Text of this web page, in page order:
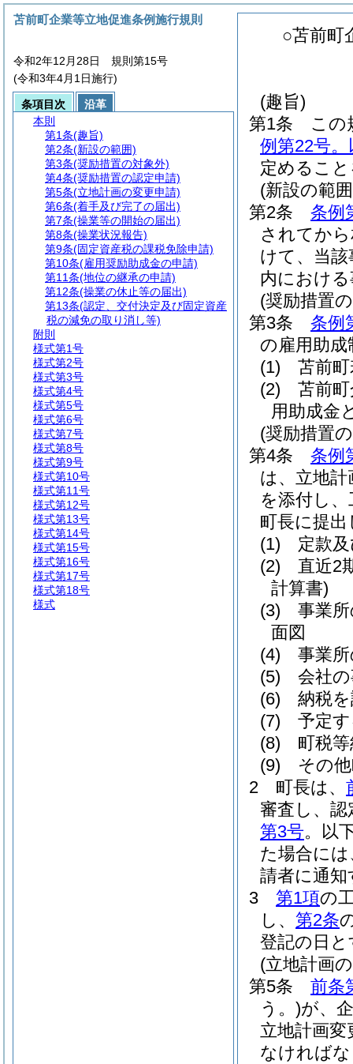
○苫前町
(趣旨)
第1条
この
例第22号
定めるこ
(新設の範
第2条
条例
されてか
けて、当
内におけ
(奨励措置
第3条
条例
の雇用助
(1)
苫前
(2)
苫前
用助成金
(奨励措置
第4条
条例
は、立地計
を添付し
町長に提
(1)
定款
(2)
直近2
計算書)
(3)
事業
面図
(4)
事業
(5)
会社
(6)
納税
(7)
予定
(8)
町税
(9)
その
2
町長は、
審査し、
第3号。以
た場合に
請者に通知
3
第1項の
し、 第2条
登記の日
(立地計画
第5条
前条
う。)が、
立地計画変
なければ
苫前町企業等立地促進条例施行規則
令和2年12月28日 規則第15号
(令和3年4月1日施行)
条項目次
沿革
本則
第1条(趣旨)
第2条(新設の範囲)
第3条(奨励措置の対象外)
第4条(奨励措置の認定申請)
第5条(立地計画の変更申請)
第6条(着手及び完了の届出)
第7条(操業等の開始の届出)
第8条(操業状況報告)
第9条(固定資産税の課税免除申請)
第10条(雇用奨励助成金の申請)
第11条(地位の継承の申請)
第12条(操業の休止等の届出)
第13条(認定、交付決定及び固定資産
税の減免の取り消し等)
附則
様式第1号
様式第2号
様式第3号
様式第4号
様式第5号
様式第6号
様式第7号
様式第8号
様式第9号
様式第10号
様式第11号
様式第12号
様式第13号
様式第14号
様式第15号
様式第16号
様式第17号
様式第18号
様式